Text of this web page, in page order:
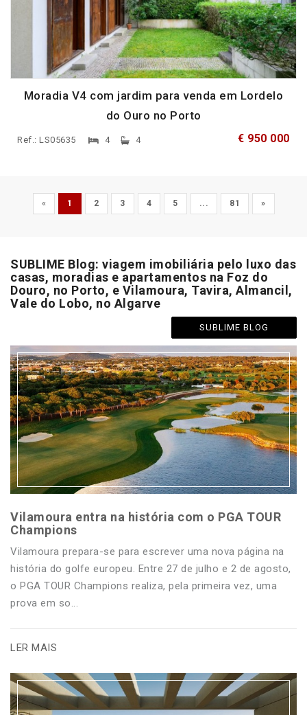
Moradia V4 com jardim para venda em Lordelo
do Ouro no Porto
Ref.: LS05635 4 4 € 950 000
« 1 2 3 4 5 ... 81 »
SUBLIME Blog: viagem imobiliária pelo luxo das
casas, moradias e apartamentos na Foz do
Douro, no Porto, e Vilamoura, Tavira, Almancil,
Vale do Lobo, no Algarve
SUBLIME BLOG
Vilamoura entra na história com o PGA TOUR
Champions
Vilamoura prepara-se para escrever uma nova página na
história do golfe europeu. Entre 27 de julho e 2 de agosto,
o PGA TOUR Champions realiza, pela primeira vez, uma
prova em so...
LER MAIS